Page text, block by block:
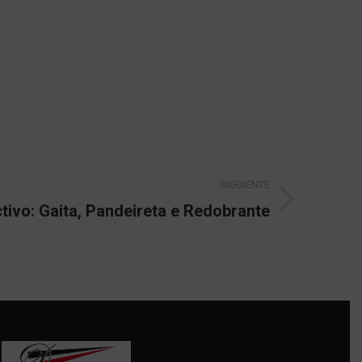
SIGUIENTE
Gaita, Pandeireta e Redobrante